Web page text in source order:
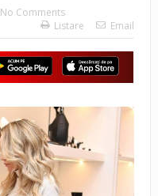
No Comments
Listare
Email